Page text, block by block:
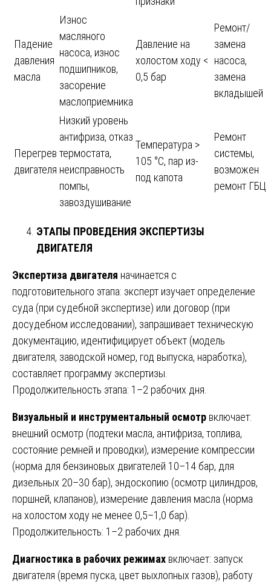
Падение
давления
масла
Износ
масляного
насоса, износ
подшипников,
засорение
маслоприемника
Давление на
холостом ходу <
0,5 бар
Ремонт/
замена
насоса,
замена
вкладышей
Перегрев
двигателя
Низкий уровень
антифриза, отказ
термостата,
неисправность
помпы,
завоздушивание
Температура >
105 °C, пар из-
под капота
Ремонт
системы,
возможен
ремонт ГБЦ
ЭТАПЫ ПРОВЕДЕНИЯ ЭКСПЕРТИЗЫ
ДВИГАТЕЛЯ
Экспертиза двигателя начинается с
подготовительного этапа: эксперт изучает определение
суда (при судебной экспертизе) или договор (при
досудебном исследовании), запрашивает техническую
документацию, идентифицирует объект (модель
двигателя, заводской номер, год выпуска, наработка),
составляет программу экспертизы.
Продолжительность этапа: 1–2 рабочих дня.
Визуальный и инструментальный осмотр включает:
внешний осмотр (подтеки масла, антифриза, топлива,
состояние ремней и проводки), измерение компрессии
(норма для бензиновых двигателей 10–14 бар, для
дизельных 20–30 бар), эндоскопию (осмотр цилиндров,
поршней, клапанов), измерение давления масла (норма
на холостом ходу не менее 0,5–1,0 бар).
Продолжительность: 1–2 рабочих дня.
Диагностика в рабочих режимах включает: запуск
двигателя (время пуска, цвет выхлопных газов), работу